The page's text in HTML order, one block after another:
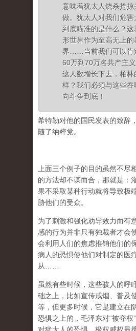
意味着犹太人烧杀抢
做。犹太人对我们危
到底瞄准的是什么？
形世界作为至高无上
界……当前我们可以肯
60万到70万名共产主
这人数增长下去，柏
样？我们必须与这些
向斗争到底！
希特勒对他的国民发表的致辞
随了纳粹党。
上面三个例子的目的虽然不尽
的方法却不谋而合，那就是：
果不采取某种行动就将导致极
胁他们的受众。
为了刺激和强化劝导效力而有
感的行为并非只有独裁者才会
会利用人们的焦虑推销他们的
病人的恐惧使他们对制定的医
从……
虽然有些时候，这些骇人的呼
础之上，比如宣传戒烟、普及
等，但更多时候，它是建立在
恐惧之上的，毛泽东对“被夺权